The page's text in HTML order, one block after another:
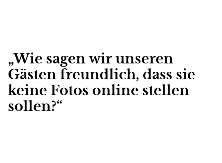
„Wie sagen wir unseren
Gästen freundlich, dass sie
keine Fotos online stellen
sollen?“